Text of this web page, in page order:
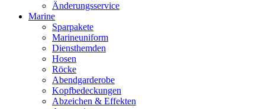
Änderungsservice
Marine
Sparpakete
Marineuniform
Diensthemden
Hosen
Röcke
Abendgarderobe
Kopfbedeckungen
Abzeichen & Effekten